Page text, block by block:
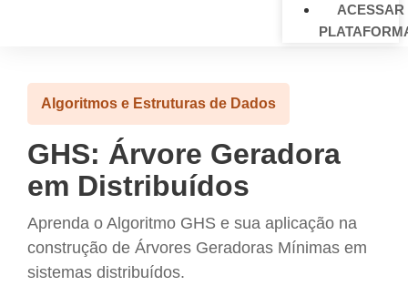
ACESSAR
Algoritmos e Estruturas de Dados
GHS: Árvore Geradora
em Distribuídos
Aprenda o Algoritmo GHS e sua aplicação na
construção de Árvores Geradoras Mínimas em
sistemas distribuídos.